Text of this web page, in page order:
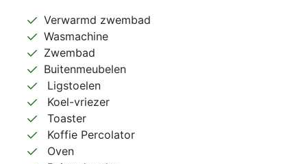
Verwarmd zwembad
Wasmachine
Zwembad
Buitenmeubelen
Ligstoelen
Koel-vriezer
Toaster
Koffie Percolator
Oven